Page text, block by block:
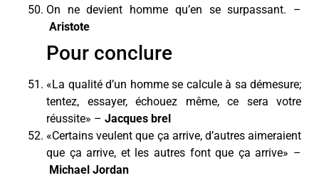
On ne devient homme qu’en se surpassant. –
Aristote
Pour conclure
«La qualité d’un homme se calcule à sa démesure;
tentez, essayer, échouez même, ce sera votre
réussite» – Jacques brel
«Certains veulent que ça arrive, d’autres aimeraient
que ça arrive, et les autres font que ça arrive» –
Michael Jordan